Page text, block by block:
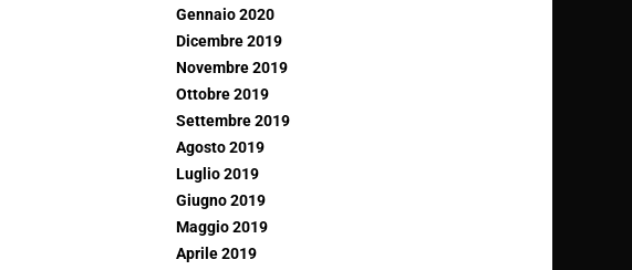
Gennaio 2020
Dicembre 2019
Novembre 2019
Ottobre 2019
Settembre 2019
Agosto 2019
Luglio 2019
Giugno 2019
Maggio 2019
Aprile 2019